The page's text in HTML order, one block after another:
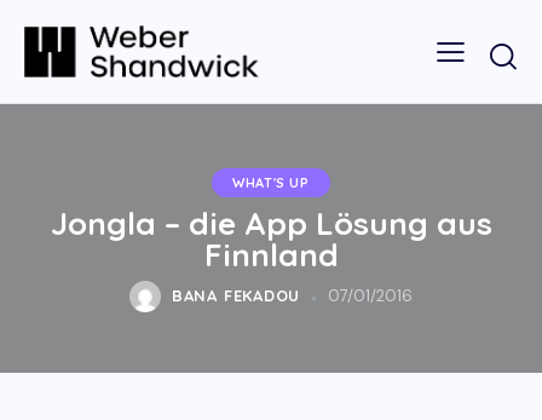
WHAT'S UP
Jongla – die App Lösung aus
Finnland
BANA FEKADOU 07/01/2016